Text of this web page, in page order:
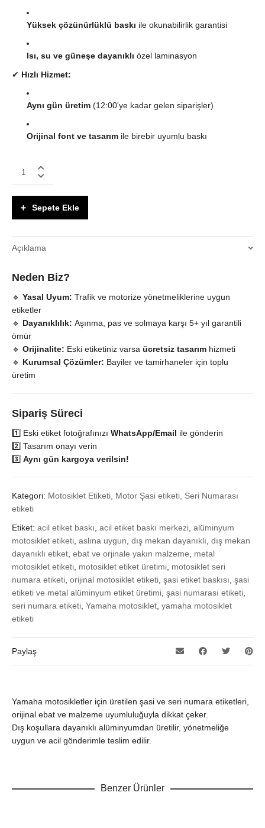
Yüksek çözünürlüklü baskı ile okunabilirlik garantisi
Isı, su ve güneşe dayanıklı özel laminasyon
✔ Hızlı Hizmet:
Aynı gün üretim (12:00'ye kadar gelen siparişler)
Orijinal font ve tasarım ile birebir uyumlu baskı
Motosiklet
Etiketi
Üretimi
Sepete Ekle
Açıklama
Neden Biz?
🔹 Yasal Uyum: Trafik ve motorize yönetmeliklerine uygun
etiketler
🔹 Dayanıklılık: Aşınma, pas ve solmaya karşı 5+ yıl garantili
ömür
🔹 Orijinalite: Eski etiketiniz varsa ücretsiz tasarım hizmeti
🔹 Kurumsal Çözümler: Bayiler ve tamirhaneler için toplu
üretim
Sipariş Süreci
1️⃣ Eski etiket fotoğrafınızı WhatsApp/Email ile gönderin
2️⃣ Tasarım onayı verin
3️⃣ Aynı gün kargoya verilsin!
Kategori: Motosiklet Etiketi, Motor Şasi etiketi, Seri Numarası
etiketi
Etiket: acil etiket baskı acil etiket baskı merkezi alüminyum
motosiklet etiketi aslına uygun dış mekan dayanıklı dış mekan
dayanıklı etiket ebat ve orjinale yakın malzeme
metal
motosiklet etiketi motosiklet etiket üretimi motosiklet seri
numara etiketi orijinal motosiklet etiketi şasi etiket baskısı şasi
etiketi ve metal alüminyum etiket üretimi şasi numarası etiketi
seri numara etiketi Yamaha motosiklet yamaha motosiklet
etiketi
Paylaş
Yamaha motosikletler için üretilen şasi ve seri numara etiketleri,
orijinal ebat ve malzeme uyumluluğuyla dikkat çeker.
Dış koşullara dayanıklı alüminyumdan üretilir, yönetmeliğe
uygun ve acil gönderimle teslim edilir.
Benzer Ürünler